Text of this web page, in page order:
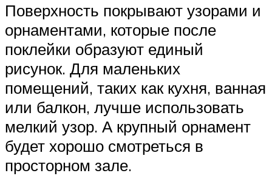
Поверхность покрывают узорами и
орнаментами, которые после
поклейки образуют единый
рисунок. Для маленьких
помещений, таких как кухня, ванная
или балкон, лучше использовать
мелкий узор. А крупный орнамент
будет хорошо смотреться в
просторном зале.